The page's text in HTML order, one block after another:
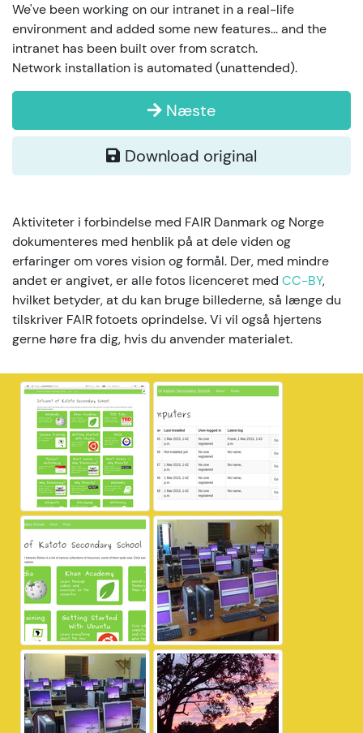
We've been working on our intranet in a real-life
environment and added some new features... and the
intranet has been built over from scratch.
Network installation is automated (unattended).
Næste
Download original
Aktiviteter i forbindelse med FAIR Danmark og Norge
dokumenteres med henblik på at dele viden og
erfaringer om vores vision og formål. Der, med mindre
andet er angivet, er alle fotos licenceret med CC-BY,
hvilket betyder, at du kan bruge billederne, så længe du
tilskriver FAIR fotoets oprindelse. Vi vil også hjertens
gerne høre fra dig, hvis du anvender materialet.